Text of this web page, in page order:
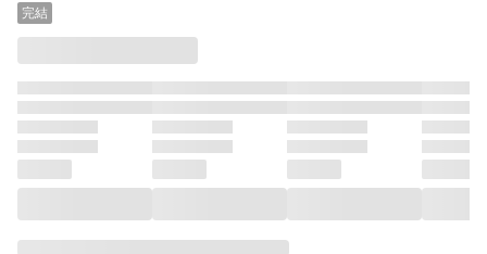
ギア～調めし～ (8)
完結
【カラーページ増